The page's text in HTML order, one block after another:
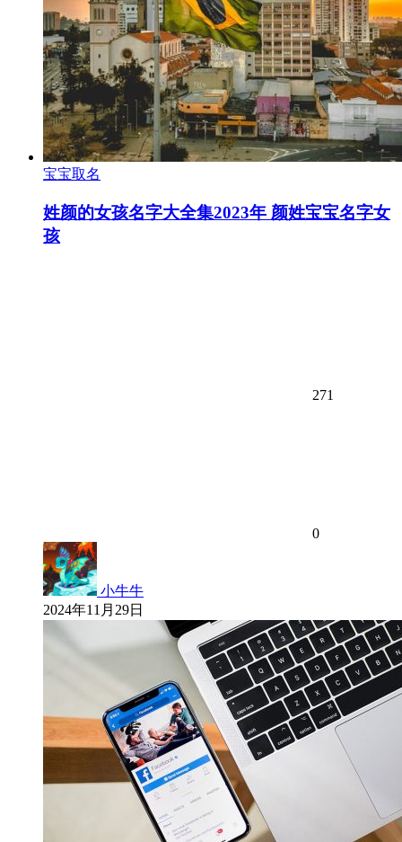
宝宝取名
姓颜的女孩名字大全集2023年 颜姓宝宝名字女
孩
271
0
小牛牛
2024年11月29日